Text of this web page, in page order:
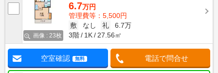
画像 : 23枚
6.7万円
管理費等：5,500円
敷
なし 礼
6.7万
3階
1K 27.56㎡
空室確認 無料 電話で問合せ